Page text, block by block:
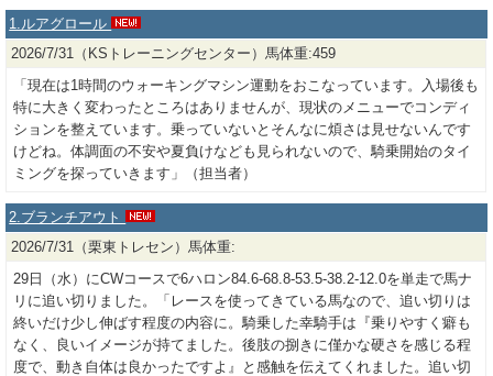
1.ルアグロール
2026/7/31（KSトレーニングセンター）馬体重:459
「現在は1時間のウォーキングマシン運動をおこなっています。入場後も
特に大きく変わったところはありませんが、現状のメニューでコンディ
ションを整えています。乗っていないとそんなに煩さは見せないんです
けどね。体調面の不安や夏負けなども見られないので、騎乗開始のタイ
ミングを探っていきます」（担当者）
2.ブランチアウト
2026/7/31（栗東トレセン）馬体重:
29日（水）にCWコースで6ハロン84.6-68.8-53.5-38.2-12.0を単走で馬ナ
リに追い切りました。「レースを使ってきている馬なので、追い切りは
終いだけ少し伸ばす程度の内容に。騎乗した幸騎手は『乗りやすく癖も
なく、良いイメージが持てました。後肢の捌きに僅かな硬さを感じる程
度で、動き自体は良かったですよ』と感触を伝えてくれました。追い切